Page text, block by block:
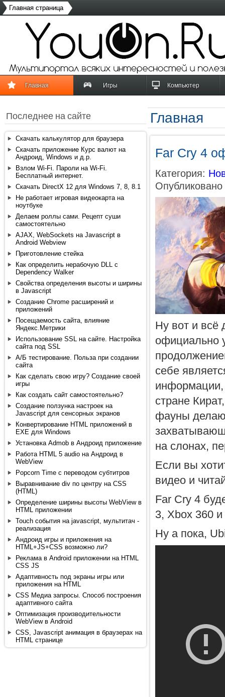
Главная страница
Главная Игры Компьютер
Последнее на сайте
Скачать калькулятор для браузера
Скачать приложение Курс валют на
Андроид, Windows и д.р.
Взлом Wi-Fi. Пароли на Wi-Fi.
Бесплатный интернет.
Скачать DirectX 12 для Windows 7, 8, 8.1
Не работает игровая видеокарта на
ноутбуке
Делаем роллы сами. Рецепт суши
самостоятельно
AJAX, WebSockets на Javascript в
Android Webview
Приготовление стейка
Как определить нерабочую DLL с
Dependency Walker
Свойства определения высоты и ширины
в Javascript
Создание Chrome расширений и
приложений
Посещаемость сайта, влияние
Яндекс.Метрики
Использование SSL на сайте. Настройка
сайта под SSL
А/Б тестирование. Польза при создании
сайта
Как сделать свою игру? Создание своей
игры
Как создать сайт самостоятельно?
Создание ползунка настроек на
Javascript для сенсорных экранов
Конвертирование HTML приложений в
EXE для Windows
Установка Admob в Андроид приложение
Работа HTML 5 audio на Андроид в
WebView
Popcorn Time с переводом субтитров
Выравнивание div по центру на CSS
(HTML)
Определение ширины высоты WebView в
HTML приложении
Touch события на javascript, мультитач -
реализация
Андроид игры и приложения на
HTML+JS+CSS возможно ли?
Реклама в Android приложении на HTML
CSS JS
Адаптивность под экраны игры или
приложения на HTML
CSS Медиа запросы. Способ построения
адаптивного сайта
Оптимизация производительности
WebView в Android
CSS, Javascript анимация в браузерах на
HTML странице
Главная
Far Cry 4
Категория:
Ну вот и всё
официально
себе
информации,
стране
фауны
на слонах,
Если вы
видео и
Far Cry 4
3, Xbox 360
Ну а пока,